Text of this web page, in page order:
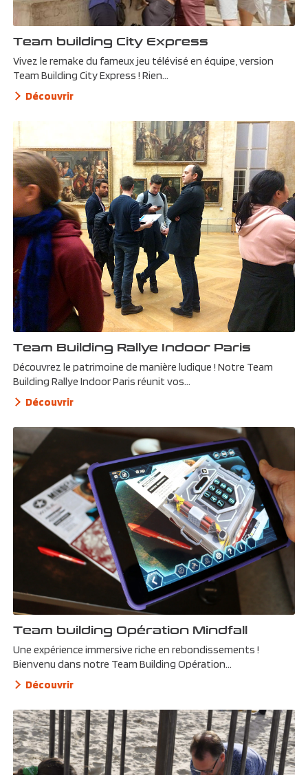
Team building City Express
Vivez le remake du fameux jeu télévisé en équipe, version
Team Building City Express ! Rien...
Découvrir
Team Building Rallye Indoor Paris
Découvrez le patrimoine de manière ludique ! Notre Team
Building Rallye Indoor Paris réunit vos...
Découvrir
Team building Opération Mindfall
Une expérience immersive riche en rebondissements !
Bienvenu dans notre Team Building Opération...
Découvrir